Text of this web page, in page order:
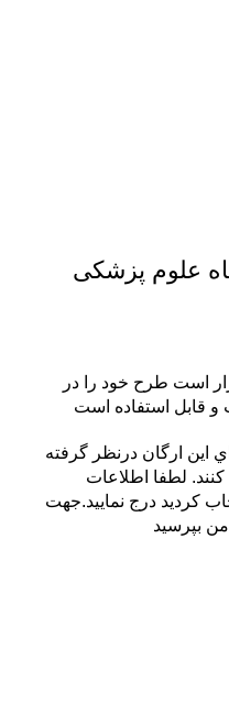
علوم پزشکی
است طرح خود را در
و قابل استفاده است
اين ارگان درنظر گرفته
کنند. لطفا اطلاعات
کرديد درج نماييد.جهت
من بپرسيد